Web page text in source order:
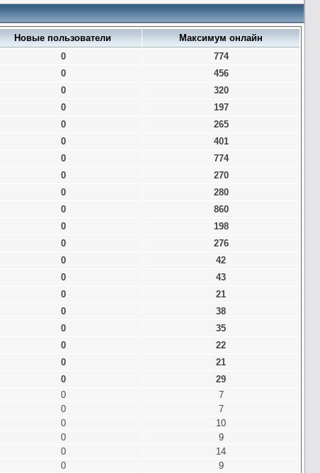
Новые пользователи
Максимум онлайн
0
774
0
456
0
320
0
197
0
265
0
401
0
774
0
270
0
280
0
860
0
198
0
276
0
42
0
43
0
21
0
38
0
35
0
22
0
21
0
29
0
7
0
7
0
10
0
9
0
14
0
9